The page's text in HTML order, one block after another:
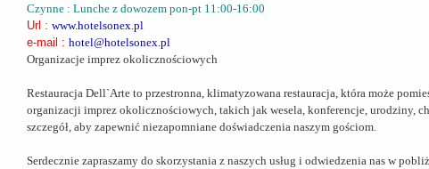
Czynne : Lunche z dowozem pon-pt 11:00-16:00
Url : www.hotelsonex.pl
e-mail : hotel@hotelsonex.pl
Organizacje imprez okolicznościowych
Restauracja Dell`Arte to przestronna, klimatyzowana restauracja, która może
organizacji imprez okolicznościowych, takich jak wesela, konferencje, urodziny,
szczegół, aby zapewnić niezapomniane doświadczenia naszym gościom.
Serdecznie zapraszamy do skorzystania z naszych usług i odwiedzenia nas w